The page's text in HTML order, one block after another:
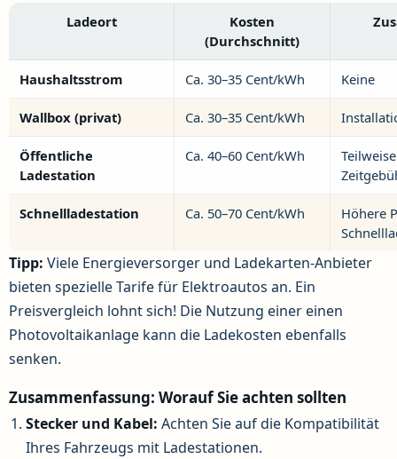
Ladeort
Kosten
(Durchschnitt)
Haushaltsstrom Ca. 30–35 Cent/kWh Keine
Wallbox (privat) Ca. 30–35 Cent/kWh
Öffentliche
Ladestation
Ca. 40–60 Cent/kWh
Schnellladestation Ca. 50–70 Cent/kWh
Höhere
Tipp: Viele Energieversorger und Ladekarten-Anbieter
bieten spezielle Tarife für Elektroautos an. Ein
Preisvergleich lohnt sich! Die Nutzung einer einen
Photovoltaikanlage kann die Ladekosten ebenfalls
senken.
Zusammenfassung: Worauf Sie achten sollten
Stecker und Kabel: Achten Sie auf die Kompatibilität
Ihres Fahrzeugs mit Ladestationen.